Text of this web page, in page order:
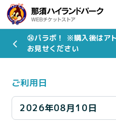
利用規約
㉔パラボ！ ※購入後はア
お見せください
ご利用日
2026年08月10日